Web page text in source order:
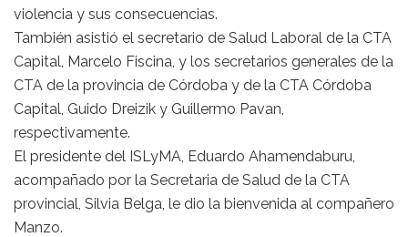
violencia y sus consecuencias.
También asistió el secretario de Salud Laboral de la CTA
Capital, Marcelo Fiscina, y los secretarios generales de la
CTA de la provincia de Córdoba y de la CTA Córdoba
Capital, Guido Dreizik y Guillermo Pavan,
respectivamente.
El presidente del ISLyMA, Eduardo Ahamendaburu,
acompañado por la Secretaria de Salud de la CTA
provincial, Silvia Belga, le dio la bienvenida al compañero
Manzo.